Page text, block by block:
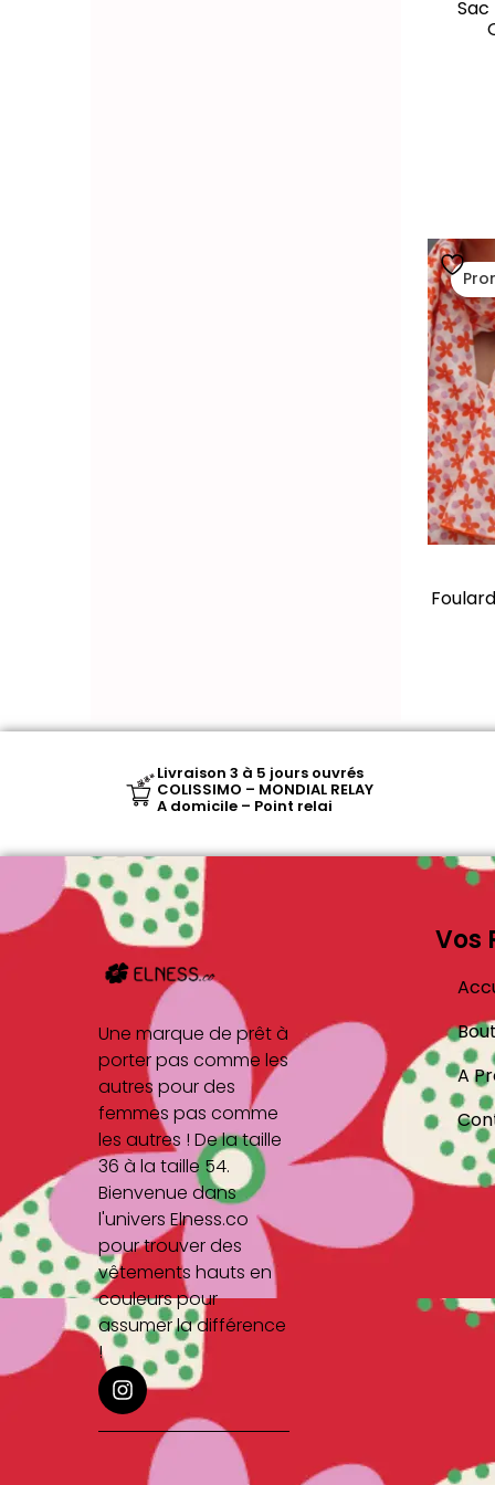
Sac
Livraison 3 à 5 jours ouvrés
COLISSIMO – MONDIAL RELAY
A domicile – Point relai
Une marque de prêt à
porter pas comme les
autres pour des
femmes pas comme
les autres ! De la taille
36 à la taille 54.
Bienvenue dans
l'univers Elness.co
pour trouver des
vêtements hauts en
couleurs pour
assumer la différence
!
I
n
s
t
Vos
A